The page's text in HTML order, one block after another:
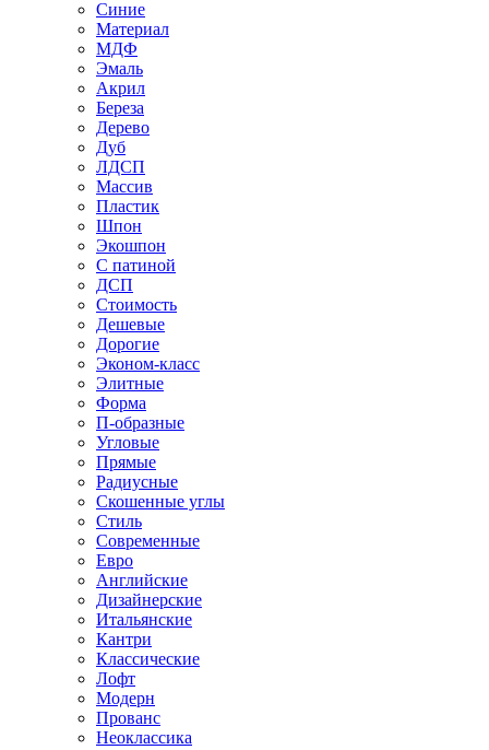
Синие
Материал
МДФ
Эмаль
Акрил
Береза
Дерево
Дуб
ЛДСП
Массив
Пластик
Шпон
Экошпон
С патиной
ДСП
Стоимость
Дешевые
Дорогие
Эконом-класс
Элитные
Форма
П-образные
Угловые
Прямые
Радиусные
Скошенные углы
Стиль
Современные
Евро
Английские
Дизайнерские
Итальянские
Кантри
Классические
Лофт
Модерн
Прованс
Неоклассика